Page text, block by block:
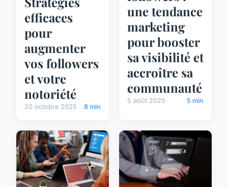
efficaces
pour
augmenter
vos followers
et votre
notoriété
20 octobre 2025 8 min
une tendance
marketing
pour booster
sa visibilité et
accroître sa
communauté
5 août 2025 5 min